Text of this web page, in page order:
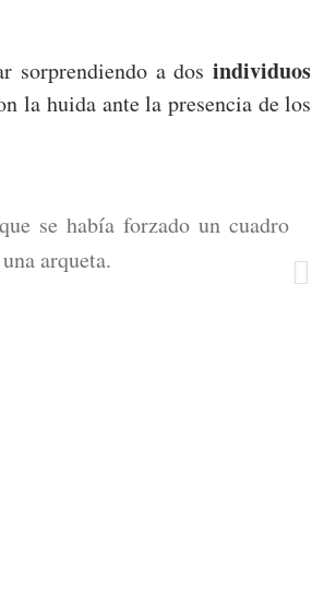
sorprendiendo a dosindividuos
la huida ante la presencia de los
se había forzado un cuadro
arqueta.